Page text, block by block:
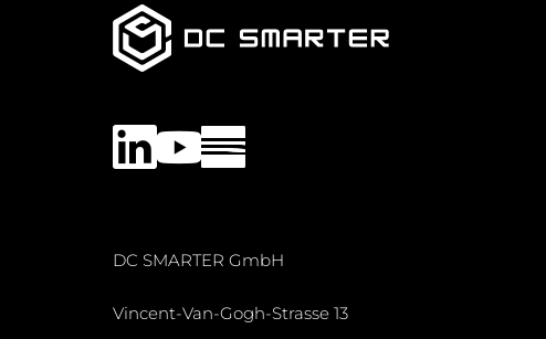
LinkedInYouTube
DC SMARTER GmbH
Vincent-Van-Gogh-Strasse 13